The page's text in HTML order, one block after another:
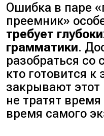
Ошибка в паре
преемник»
требует
грамматики.
разобраться
кто готовится
закрывают
не тратят
время самого